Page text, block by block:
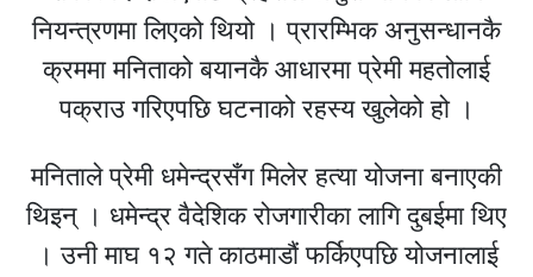
नियन्त्रणमा लिएको थियो । प्रारम्भिक अनुसन्धानकै
क्रममा मनिताको बयानकै आधारमा प्रेमी महतोलाई
पक्राउ गरिएपछि घटनाको रहस्य खुलेको हो ।
मनिताले प्रेमी धमेन्द्रसँग मिलेर हत्या योजना बनाएकी
थिइन् । धमेन्द्र वैदेशिक रोजगारीका लागि दुबईमा थिए
। उनी माघ १२ गते काठमाडौं फर्किएपछि योजनालाई